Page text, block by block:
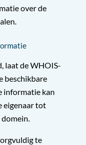
over de
laat de WHOIS-
beschikbare
informatie kan
eigenaar tot
te